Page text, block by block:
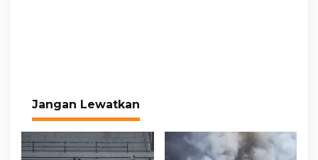
Jangan Lewatkan